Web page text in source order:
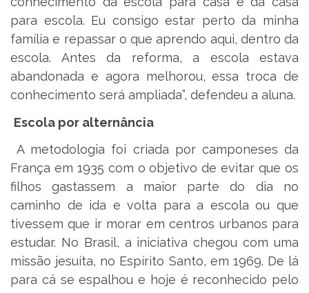
para escola. Eu consigo estar perto da minha
família e repassar o que aprendo aqui, dentro da
escola. Antes da reforma, a escola estava
abandonada e agora melhorou, essa troca de
conhecimento será ampliada”, defendeu a aluna.
Escola por alternância
A metodologia foi criada por camponeses da
França em 1935 com o objetivo de evitar que os
filhos gastassem a maior parte do dia no
caminho de ida e volta para a escola ou que
tivessem que ir morar em centros urbanos para
estudar. No Brasil, a iniciativa chegou com uma
missão jesuíta, no Espírito Santo, em 1969. De lá
para cá se espalhou e hoje é reconhecido pelo